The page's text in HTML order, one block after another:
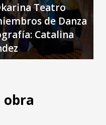
Teatro
de Danza
Catalina
obra